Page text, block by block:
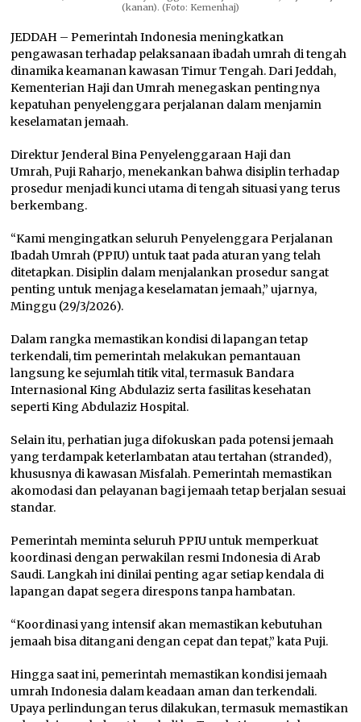
(kanan). (Foto: Kemenhaj)
JEDDAH – Pemerintah Indonesia meningkatkan
pengawasan terhadap pelaksanaan ibadah umrah di tengah
dinamika keamanan kawasan Timur Tengah. Dari Jeddah,
Kementerian Haji dan Umrah menegaskan pentingnya
kepatuhan penyelenggara perjalanan dalam menjamin
keselamatan jemaah.
Direktur Jenderal Bina Penyelenggaraan Haji dan
Umrah, Puji Raharjo, menekankan bahwa disiplin terhadap
prosedur menjadi kunci utama di tengah situasi yang terus
berkembang.
“Kami mengingatkan seluruh Penyelenggara Perjalanan
Ibadah Umrah (PPIU) untuk taat pada aturan yang telah
ditetapkan. Disiplin dalam menjalankan prosedur sangat
penting untuk menjaga keselamatan jemaah,” ujarnya,
Minggu (29/3/2026).
Dalam rangka memastikan kondisi di lapangan tetap
terkendali, tim pemerintah melakukan pemantauan
langsung ke sejumlah titik vital, termasuk Bandara
Internasional King Abdulaziz serta fasilitas kesehatan
seperti King Abdulaziz Hospital.
Selain itu, perhatian juga difokuskan pada potensi jemaah
yang terdampak keterlambatan atau tertahan (stranded),
khususnya di kawasan Misfalah. Pemerintah memastikan
akomodasi dan pelayanan bagi jemaah tetap berjalan sesuai
standar.
Pemerintah meminta seluruh PPIU untuk memperkuat
koordinasi dengan perwakilan resmi Indonesia di Arab
Saudi. Langkah ini dinilai penting agar setiap kendala di
lapangan dapat segera direspons tanpa hambatan.
“Koordinasi yang intensif akan memastikan kebutuhan
jemaah bisa ditangani dengan cepat dan tepat,” kata Puji.
Hingga saat ini, pemerintah memastikan kondisi jemaah
umrah Indonesia dalam keadaan aman dan terkendali.
Upaya perlindungan terus dilakukan, termasuk memastikan